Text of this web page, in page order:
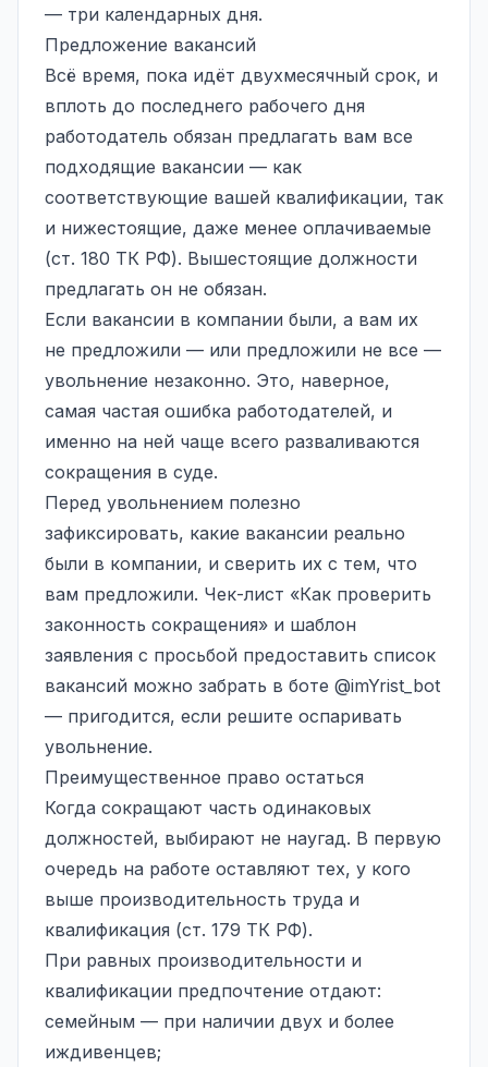
— три календарных дня.
Предложение вакансий
Всё время, пока идёт двухмесячный срок, и
вплоть до последнего рабочего дня
работодатель обязан предлагать вам все
подходящие вакансии — как
соответствующие вашей квалификации, так
и нижестоящие, даже менее оплачиваемые
(ст. 180 ТК РФ). Вышестоящие должности
предлагать он не обязан.
Если вакансии в компании были, а вам их
не предложили — или предложили не все —
увольнение незаконно. Это, наверное,
самая частая ошибка работодателей, и
именно на ней чаще всего разваливаются
сокращения в суде.
Перед увольнением полезно
зафиксировать, какие вакансии реально
были в компании, и сверить их с тем, что
вам предложили. Чек-лист «Как проверить
законность сокращения» и шаблон
заявления с просьбой предоставить список
вакансий можно забрать в боте @imYrist_bot
— пригодится, если решите оспаривать
увольнение.
Преимущественное право остаться
Когда сокращают часть одинаковых
должностей, выбирают не наугад. В первую
очередь на работе оставляют тех, у кого
выше производительность труда и
квалификация (ст. 179 ТК РФ).
При равных производительности и
квалификации предпочтение отдают:
семейным — при наличии двух и более
иждивенцев;